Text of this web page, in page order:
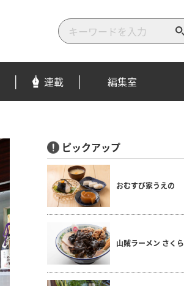
検
索
す
る
連載 編集室
ピックアップ
おむすび家うえの
山賊ラーメン さくら